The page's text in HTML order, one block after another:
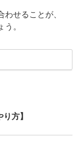
せることが、
。
方】